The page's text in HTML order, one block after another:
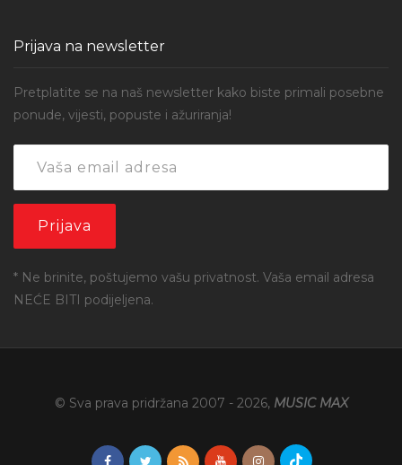
Prijava na newsletter
Pretplatite se na naš newsletter kako biste primali posebne
ponude, vijesti, popuste i ažuriranja!
* Ne brinite, poštujemo vašu privatnost. Vaša email adresa
NEĆE BITI podijeljena.
© Sva prava pridržana 2007 - 2026, MUSIC MAX